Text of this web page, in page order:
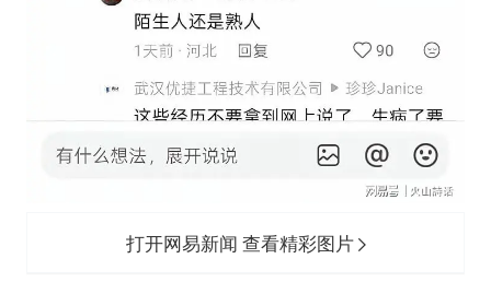
打开网易新闻 查看精彩图片